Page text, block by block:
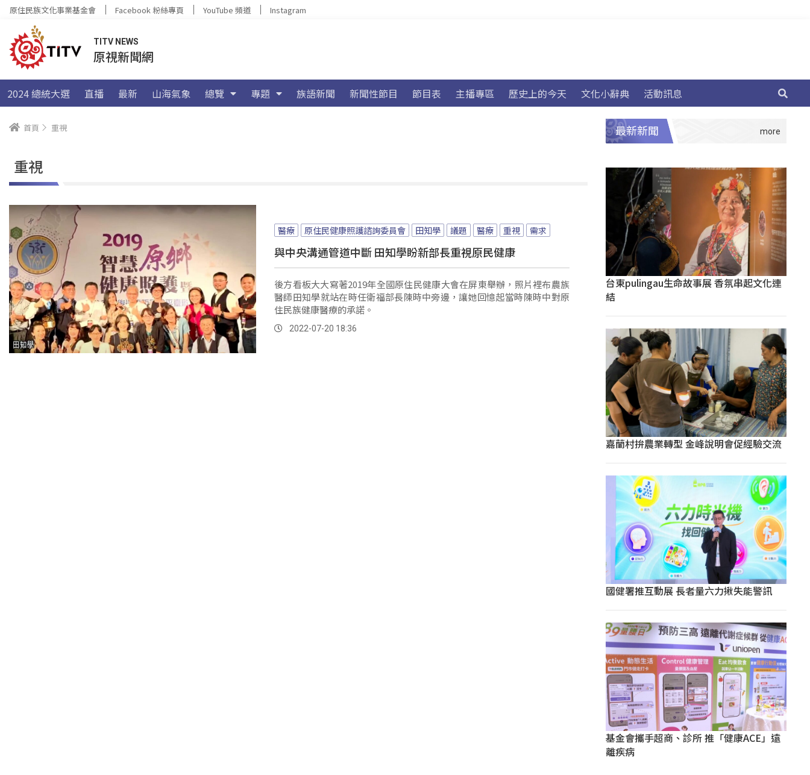
原住民族文化事業基金會 Facebook 粉絲專頁 YouTube 頻道 Instagram
TITV NEWS
原視新聞網
2024 總統大選 直播 最新 山海氣象 總覽 專題 族語新聞 新聞性節目 節目表 主播專區 歷史上的今天 文化小辭典 活動訊息
首頁 重視
重視
醫療 原住民健康照護諮詢委員會 田知學 議題 醫療 重視 需求
與中央溝通管道中斷 田知學盼新部長重視原民健康
後方看板大大寫著2019年全國原住民健康大會在屏東舉辦，照片裡布農族
醫師田知學就站在時任衛福部長陳時中旁邊，讓她回憶起當時陳時中對原
住民族健康醫療的承諾。
2022-07-20 18:36
最新新聞
台東pulingau生命故事展 香氛串起文化連
結
嘉蘭村拚農業轉型 金峰說明會促經驗交流
國健署推互動展 長者量六力揪失能警訊
基金會攜手超商、診所 推「健康ACE」遠
離疾病